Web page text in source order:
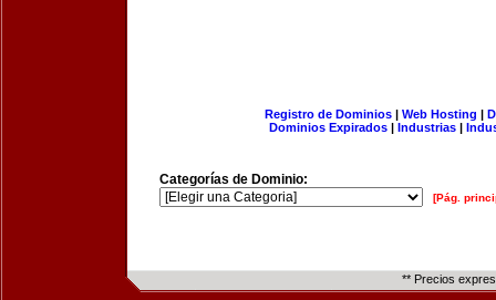
Registro de Dominios| Web Hosting |
Dominios Expirados | Industrias |
Categorías de Dominio:
[Pág.
** Precios